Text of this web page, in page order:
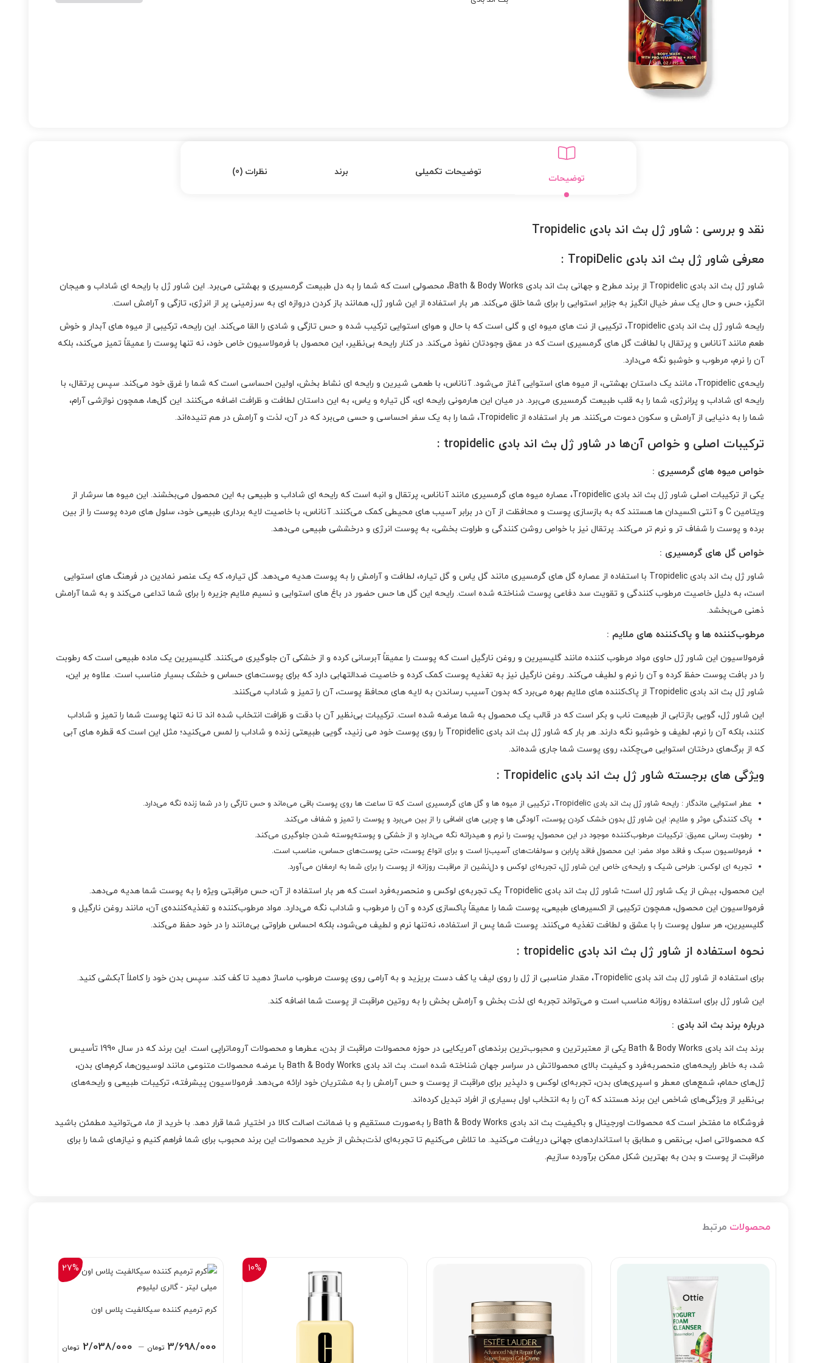
توضیحات
توضیحات تکمیلی برند نظرات (0)
نقد و بررسی : شاور ژل بث اند بادی Tropidelic
معرفی شاور ژل بث اند بادی TropiDelic :
شاور ژل بث اند بادی Tropidelic از برند مطرح و جهانی بث اند بادی Bath & Body Works، محصولی است که شما را به دل طبیعت گرمسیری و بهشتی می‌برد. این شاور ژل با رایحه‌ ای شاداب و هیجان‌
انگیز، حس و حال یک سفر خیال‌ انگیز به جزایر استوایی را برای شما خلق می‌کند. هر بار استفاده از این شاور ژل، همانند باز کردن دروازه‌ ای به سرزمینی پر از انرژی، تازگی و آرامش است.
رایحه‌ شاور ژل بث اند بادی Tropidelic، ترکیبی از نت‌ های میوه‌ ای و گلی است که با حال و هوای استوایی ترکیب شده و حس تازگی و شادی را القا می‌کند. این رایحه، ترکیبی از میوه‌ های آبدار و خوش‌
طعم مانند آناناس و پرتقال با لطافت گل‌ های گرمسیری است که در عمق وجودتان نفوذ می‌کند. در کنار رایحه‌ بی‌نظیر، این محصول با فرمولاسیون خاص خود، نه‌ تنها پوست را عمیقاً تمیز می‌کند، بلکه
آن را نرم، مرطوب و خوشبو نگه می‌دارد.
رایحه‌ی Tropidelic، مانند یک داستان بهشتی، از میوه‌ های استوایی آغاز می‌شود. آناناس، با طعمی شیرین و رایحه‌ ای نشاط‌ بخش، اولین احساسی است که شما را غرق خود می‌کند. سپس پرتقال، با
رایحه‌ ای شاداب و پرانرژی، شما را به قلب طبیعت گرمسیری می‌برد. در میان این هارمونی رایحه‌ ای، گل تیاره و یاس، به این داستان لطافت و ظرافت اضافه می‌کنند. این گل‌ها، همچون نوازشی آرام،
شما را به دنیایی از آرامش و سکون دعوت می‌کنند. هر بار استفاده از Tropidelic، شما را به یک سفر احساسی و حسی می‌برد که در آن، لذت و آرامش در هم تنیده‌اند.
ترکیبات اصلی و خواص آن‌ها در شاور ژل بث اند بادی tropidelic :
خواص میوه‌ های گرمسیری :
یکی از ترکیبات اصلی شاور ژل بث اند بادی Tropidelic، عصاره میوه‌ های گرمسیری مانند آناناس، پرتقال و انبه است که رایحه‌ ای شاداب و طبیعی به این محصول می‌بخشند. این میوه‌ ها سرشار از
ویتامین C و آنتی‌ اکسیدان‌ ها هستند که به بازسازی پوست و محافظت از آن در برابر آسیب‌ های محیطی کمک می‌کنند. آناناس، با خاصیت لایه‌ برداری طبیعی خود، سلول‌ های مرده‌ پوست را از بین
برده و پوست را شفاف‌ تر و نرم‌ تر می‌کند. پرتقال نیز با خواص روشن‌ کنندگی و طراوت‌ بخشی، به پوست انرژی و درخششی طبیعی می‌دهد.
خواص گل‌ های گرمسیری :
شاور ژل بث اند بادی Tropidelic با استفاده از عصاره گل‌ های گرمسیری مانند گل یاس و گل تیاره‌، لطافت و آرامش را به پوست هدیه می‌دهد. گل تیاره، که یک عنصر نمادین در فرهنگ‌ های استوایی
است، به دلیل خاصیت مرطوب‌ کنندگی و تقویت سد دفاعی پوست شناخته شده است. رایحه‌ این گل‌ ها حس حضور در باغ‌ های استوایی و نسیم ملایم جزیره را برای شما تداعی می‌کند و به شما آرامش
ذهنی می‌بخشد.
مرطوب‌کننده‌ ها و پاک‌کننده‌ های ملایم :
فرمولاسیون این شاور ژل حاوی مواد مرطوب‌ کننده مانند گلیسیرین و روغن نارگیل است که پوست را عمیقاً آبرسانی کرده و از خشکی آن جلوگیری می‌کنند. گلیسیرین یک ماده طبیعی است که رطوبت
را در بافت پوست حفظ کرده و آن را نرم و لطیف می‌کند. روغن نارگیل نیز به تغذیه پوست کمک کرده و خاصیت ضدالتهابی دارد که برای پوست‌های حساس و خشک بسیار مناسب است. علاوه بر این،
شاور ژل بث اند بادی Tropidelic از پاک‌کننده‌ های ملایم بهره می‌برد که بدون آسیب رساندن به لایه‌ های محافظ پوست، آن را تمیز و شاداب می‌کنند.
این شاور ژل، گویی بازتابی از طبیعت ناب و بکر است که در قالب یک محصول به شما عرضه شده است. ترکیبات بی‌نظیر آن با دقت و ظرافت انتخاب شده‌ اند تا نه‌ تنها پوست شما را تمیز و شاداب
کنند، بلکه آن را نرم، لطیف و خوشبو نگه دارند. هر بار که شاور ژل بث اند بادی Tropidelic را روی پوست خود می‌ زنید، گویی طبیعتی زنده و شاداب را لمس می‌کنید؛ مثل این است که قطره‌ های آبی
که از برگ‌های درختان استوایی می‌چکند، روی پوست شما جاری شده‌اند.
ویژگی‌ های برجسته شاور ژل بث اند بادی Tropidelic :
عطر استوایی ماندگار : رایحه‌ شاور ژل بث اند بادی Tropidelic، ترکیبی از میوه‌ ها و گل‌ های گرمسیری است که تا ساعت‌ ها روی پوست باقی می‌ماند و حس تازگی را در شما زنده نگه می‌دارد.
پاک‌ کنندگی موثر و ملایم: این شاور ژل بدون خشک کردن پوست، آلودگی‌ ها و چربی‌ های اضافی را از بین می‌برد و پوست را تمیز و شفاف می‌کند.
رطوبت‌ رسانی عمیق: ترکیبات مرطوب‌کننده موجود در این محصول، پوست را نرم و هیدراته نگه می‌دارد و از خشکی و پوسته‌پوسته شدن جلوگیری می‌کند.
فرمولاسیون سبک و فاقد مواد مضر: این محصول فاقد پارابن و سولفات‌های آسیب‌زا است و برای انواع پوست، حتی پوست‌های حساس، مناسب است.
تجربه‌ ای لوکس: طراحی شیک و رایحه‌ی خاص این شاور ژل، تجربه‌ای لوکس و دل‌نشین از مراقبت روزانه از پوست را برای شما به ارمغان می‌آورد.
این محصول، بیش از یک شاور ژل است؛ شاور ژل بث اند بادی Tropidelic یک تجربه‌ی لوکس و منحصربه‌فرد است که هر بار استفاده از آن، حس مراقبتی ویژه را به پوست شما هدیه می‌دهد.
فرمولاسیون این محصول، همچون ترکیبی از اکسیرهای طبیعی، پوست شما را عمیقاً پاکسازی کرده و آن را مرطوب و شاداب نگه می‌دارد. مواد مرطوب‌کننده و تغذیه‌کننده‌ی آن، مانند روغن نارگیل و
گلیسیرین، هر سلول پوست را با عشق و لطافت تغذیه می‌کنند. پوست شما پس از استفاده، نه‌تنها نرم و لطیف می‌شود، بلکه احساس طراوتی بی‌مانند را در خود حفظ می‌کند.
نحوه‌ استفاده از شاور ژل بث اند بادی tropidelic :
برای استفاده از شاور ژل بث اند بادی Tropidelic، مقدار مناسبی از ژل را روی لیف یا کف دست بریزید و به آرامی روی پوست مرطوب ماساژ دهید تا کف کند. سپس بدن خود را کاملاً آبکشی کنید.
این شاور ژل برای استفاده روزانه مناسب است و می‌تواند تجربه‌ ای لذت‌ بخش و آرامش‌ بخش را به روتین مراقبت از پوست شما اضافه کند.
درباره برند بث اند بادی :
برند بث اند بادی Bath & Body Works یکی از معتبرترین و محبوب‌ترین برندهای آمریکایی در حوزه محصولات مراقبت از بدن، عطرها و محصولات آروماتراپی است. این برند که در سال 1990 تأسیس
شد، به خاطر رایحه‌های منحصربه‌فرد و کیفیت بالای محصولاتش در سراسر جهان شناخته شده است. بث اند بادی Bath & Body Works با عرضه محصولات متنوعی مانند لوسیون‌ها، کرم‌های بدن،
ژل‌های حمام، شمع‌های معطر و اسپری‌های بدن، تجربه‌ای لوکس و دلپذیر برای مراقبت از پوست و حس آرامش را به مشتریان خود ارائه می‌دهد. فرمولاسیون پیشرفته، ترکیبات طبیعی و رایحه‌های
بی‌نظیر از ویژگی‌های شاخص این برند هستند که آن را به انتخاب اول بسیاری از افراد تبدیل کرده‌اند.
فروشگاه ما مفتخر است که محصولات اورجینال و باکیفیت بث اند بادی Bath & Body Works را به‌صورت مستقیم و با ضمانت اصالت کالا در اختیار شما قرار دهد. با خرید از ما، می‌توانید مطمئن باشید
که محصولاتی اصل، بی‌نقص و مطابق با استانداردهای جهانی دریافت می‌کنید. ما تلاش می‌کنیم تا تجربه‌ای لذت‌بخش از خرید محصولات این برند محبوب برای شما فراهم کنیم و نیازهای شما را برای
مراقبت از پوست و بدن به بهترین شکل ممکن برآورده سازیم.
محصولات مرتبط
10%
27%
کرم ترمیم کننده سیکالفیت پلاس اون
3/698/000 تومان –
2/038/000 تومانPrice